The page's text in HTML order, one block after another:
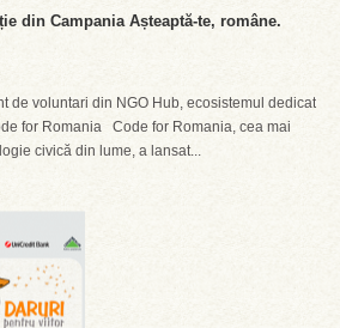
din Campania Așteaptă-te, române.
de voluntari din NGO Hub, ecosistemul dedicat
for Romania Code for Romania, cea mai
civică din lume, a lansat...